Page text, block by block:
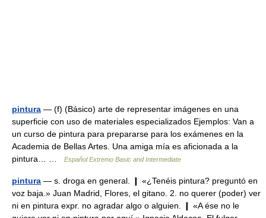
pintura — (f) (Básico) arte de representar imágenes en una
superficie con uso de materiales especializados Ejemplos: Van a
un curso de pintura para prepararse para los exámenes en la
Academia de Bellas Artes. Una amiga mía es aficionada a la
pintura… …
Español Extremo Basic and Intermediate
pintura — s. droga en general. ❙ «¿Tenéis pintura? preguntó en
voz baja.» Juan Madrid, Flores, el gitano. 2. no querer (poder) ver
ni en pintura expr. no agradar algo o alguien. ❙ «A ése no le